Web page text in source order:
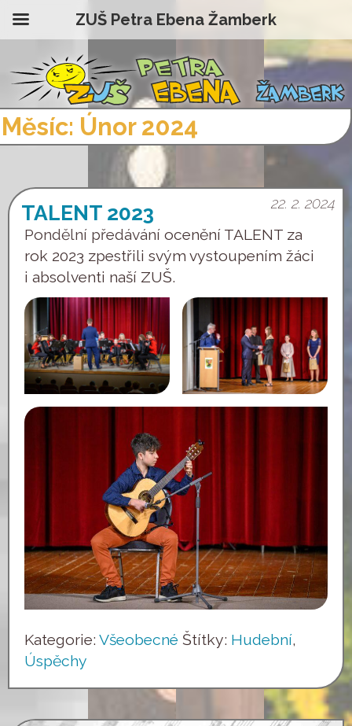
Měsíc: Únor 2024
TALENT 2023
22. 2. 2024
Pondělní předávání ocenění TALENT za
rok 2023 zpestřili svým vystoupením žáci
i absolventi naší ZUŠ.
Kategorie:Všeobecné Štítky: Hudební,
Úspěchy
ZUŠ Petra Ebena Žamberk